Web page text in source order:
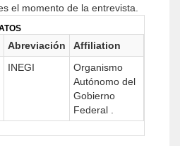
el momento de la entrevista.
Abreviación
Affiliation
INEGI
Organismo
Autónomo del
Gobierno
Federal .